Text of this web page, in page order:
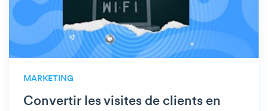
MARKETING
Convertir les visites de clients en